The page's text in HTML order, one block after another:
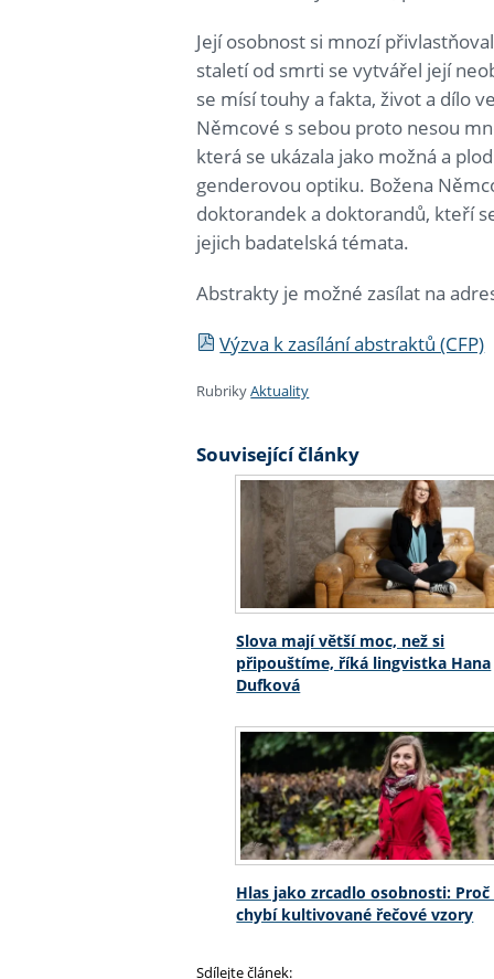
Její osobnost si mnozí
staletí od smrti se vytvářel její
se mísí touhy a fakta, život a dílo
Němcové s sebou proto nesou
která se ukázala jako možná a
genderovou optiku. Božena
doktorandek a doktorandů, kteří
jejich badatelská témata.
Abstrakty je možné zasílat na
Výzva k zasílání abstraktů (CFP)
RubrikyAktuality
Související články
Slova mají větší moc, než si
připouštíme, říká lingvistka Hana
Dufková
Hlas jako zrcadlo osobnosti:
chybí kultivované řečové vzory
Sdílejte článek: